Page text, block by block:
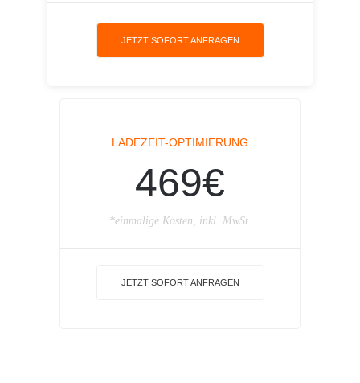
JETZT SOFORT ANFRAGEN
LADEZEIT-OPTIMIERUNG
469€
*einmalige Kosten, inkl. MwSt.
JETZT SOFORT ANFRAGEN